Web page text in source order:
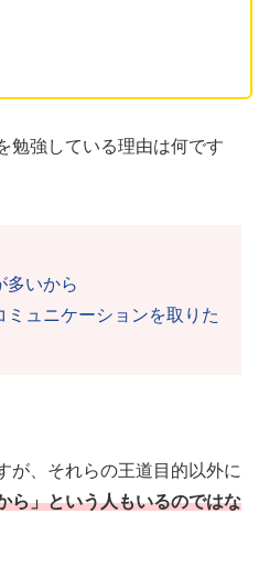
勉強している理由は何です
多いから
ミュニケーションを取りた
が、それらの王道目的以外に
ら」という人もいるのではな